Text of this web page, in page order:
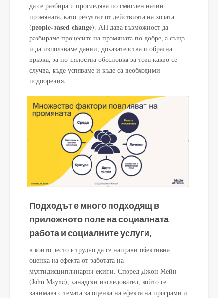
да се разбира и проследява по смислен начин
промяната, като резултат от действията на хората
(people-based change). АП дава възможност да
разбираме процесите на промяната по-добре, а също
и да използваме данни, доказателства и обратна
връзка, за по-цялостна обосновка за това какво се
случва, къде успяваме и къде са необходими
подобрения.
Подходът е много подходящ в
приложното поле на социалната
работа и социалните услуги,
в които често е трудно да се направи обективна
оценка на ефекта от работата на
мултидисциплинарни екипи. Според Джон Мейн
(John Mayne), канадски изследовател, който се
занимава с темата за оценка на ефекта на програми и